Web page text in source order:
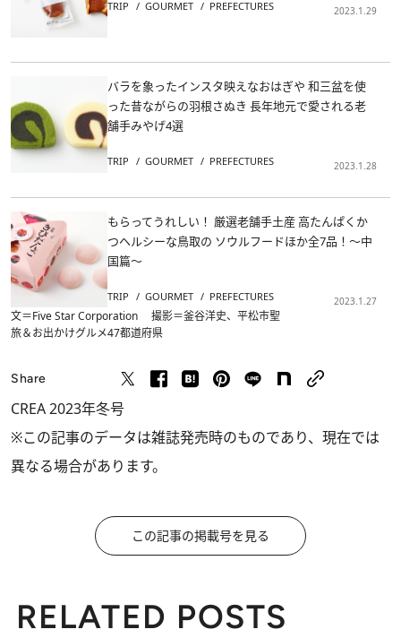
TRIP GOURMET PREFECTURES 2023.1.29
バラを象ったインスタ映えなおはぎや 和三盆を使
った昔ながらの羽根さぬき 長年地元で愛される老
舗手みやげ4選
TRIP GOURMET PREFECTURES 2023.1.28
もらってうれしい！ 厳選老舗手土産 高たんぱくか
つヘルシーな鳥取の ソウルフードほか全7品！～中
国篇～
TRIP GOURMET PREFECTURES 2023.1.27
文＝Five Star Corporation 撮影＝釜谷洋史、平松市聖
旅＆お出かけグルメ47都道府県
Share
CREA 2023年冬号
※この記事のデータは雑誌発売時のものであり、現在では
異なる場合があります。
この記事の掲載号を見る
RELATED POSTS